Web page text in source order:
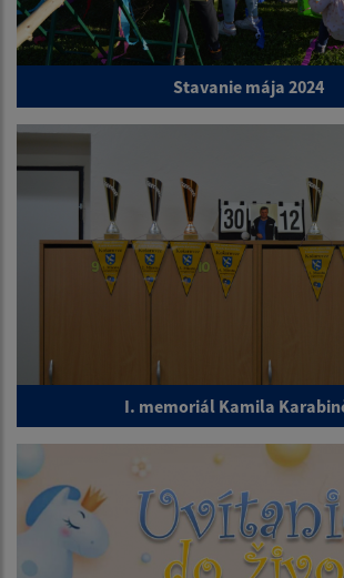
Stavanie mája 2024
I. memoriál Kamila